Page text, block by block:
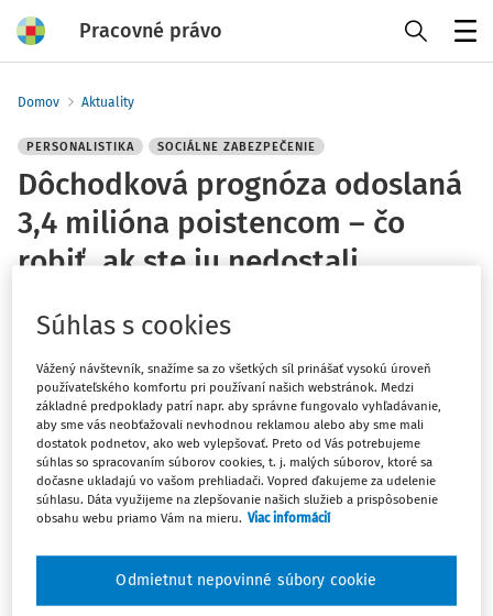
Pracovné právo
Domov Aktuality
PERSONALISTIKA SOCIÁLNE ZABEZPEČENIE
Dôchodková prognóza odoslaná
3,4 milióna poistencom – čo
robiť, ak ste ju nedostali
1 minúta čítania
Sociálna poisťovňa do konca mája 2026 rozoslala
dôchodkovú prognózu takmer 3,4 milióna poistencom nad
18 rokov, ktorí boli aspoň jeden deň dôchodkovo poistení.
Dokument dostali poštou, e-mailom, do e-schránky alebo
si ho môžu pozrieť v Elektronickom účte poistenca (EUP).
Prognóza je nová služba, ktorá ponúka orientačný prehľad
budúceho dôchodku a umožňuje skontrolovať údaje o
Súhlas s cookies
Vážený návštevník, snažíme sa zo všetkých síl prinášať vysokú úroveň
používateľského komfortu pri používaní našich webstránok. Medzi
základné predpoklady patrí napr. aby správne fungovalo vyhľadávanie,
aby sme vás neobťažovali nevhodnou reklamou alebo aby sme mali
dostatok podnetov, ako web vylepšovať. Preto od Vás potrebujeme
súhlas so spracovaním súborov cookies, t. j. malých súborov, ktoré sa
dočasne ukladajú vo vašom prehliadači. Vopred ďakujeme za udelenie
súhlasu. Dáta využijeme na zlepšovanie našich služieb a prispôsobenie
obsahu webu priamo Vám na mieru. Viac informácií
Odmietnut nepovinné súbory cookie